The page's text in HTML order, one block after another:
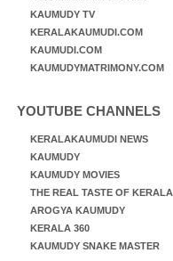
KAUMUDY TV
KERALAKAUMUDI.COM
KAUMUDI.COM
KAUMUDYMATRIMONY.COM
YOUTUBE CHANNELS
KERALAKAUMUDI NEWS
KAUMUDY
KAUMUDY MOVIES
THE REAL TASTE OF KERALA
AROGYA KAUMUDY
KERALA 360
KAUMUDY SNAKE MASTER